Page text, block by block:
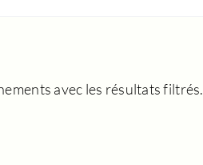
avec les résultats filtrés.